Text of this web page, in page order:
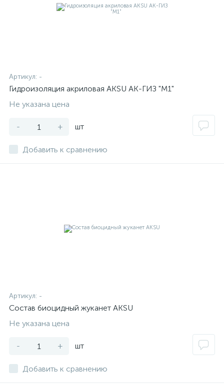
Артикул: -
Гидроизоляция акриловая AKSU АК-ГИЗ "М1"
Не указана цена
- + шт
Добавить к сравнению
Артикул: -
Состав биоцидный жуканет AKSU
Не указана цена
- + шт
Добавить к сравнению